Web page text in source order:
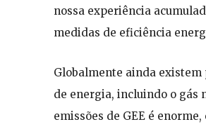
nossa experiência
medidas de eficiência
Globalmente ainda
de energia, incluindo o gás
emissões de GEE é